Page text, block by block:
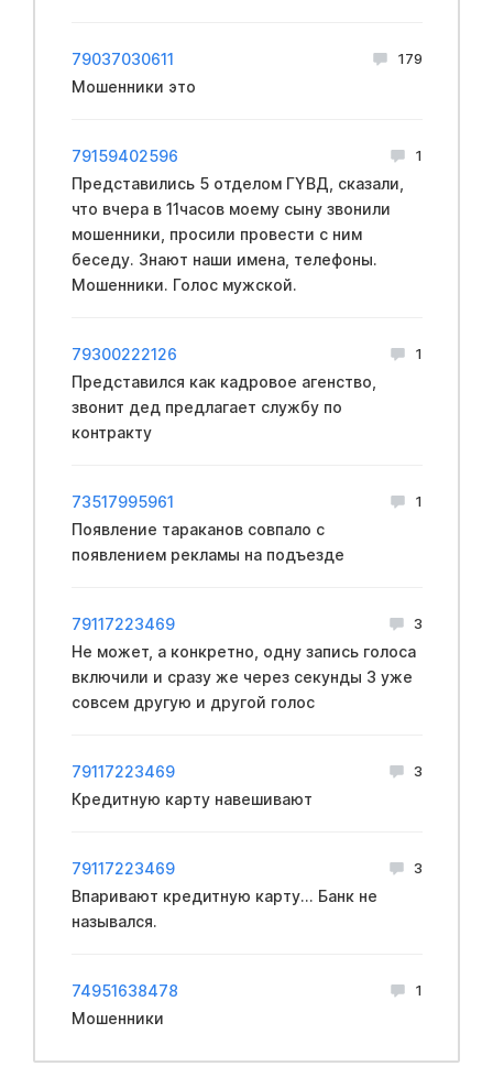
79037030611 179
Мошенники это
79159402596 1
Представились 5 отделом ГYBД, сказали,
что вчера в 11часов моему сыну звонили
мошенники, просили провести с ним
беседу. Знают наши имена, телефоны.
Мошенники. Голос мужской.
79300222126 1
Представился как кадровое агенство,
звонит дед предлагает службу по
контракту
73517995961 1
Появление тараканов совпало с
появлением рекламы на подъезде
79117223469 3
Не может, а конкретно, одну запись голоса
включили и сразу же через секунды 3 уже
совсем другую и другой голос
79117223469 3
Кредитную карту навешивают
79117223469 3
Впаривают кредитную карту... Банк не
назывался.
74951638478 1
Мошенники